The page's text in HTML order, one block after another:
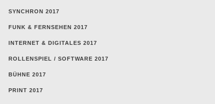
SYNCHRON 2017
FUNK & FERNSEHEN 2017
INTERNET & DIGITALES 2017
ROLLENSPIEL / SOFTWARE 2017
BÜHNE 2017
PRINT 2017